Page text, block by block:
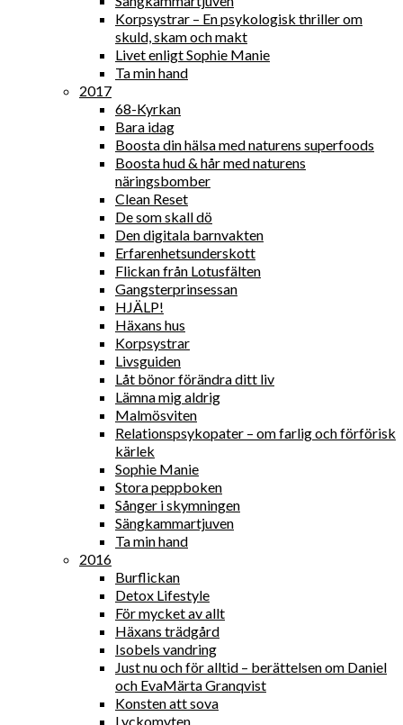
Korpsystrar – En psykologisk thriller om
skuld, skam och makt
Livet enligt Sophie Manie
Ta min hand
2017
68-Kyrkan
Bara idag
Boosta din hälsa med naturens superfoods
Boosta hud & hår med naturens
näringsbomber
Clean Reset
De som skall dö
Den digitala barnvakten
Erfarenhetsunderskott
Flickan från Lotusfälten
Gangsterprinsessan
HJÄLP!
Häxans hus
Korpsystrar
Livsguiden
Låt bönor förändra ditt liv
Lämna mig aldrig
Malmösviten
Relationspsykopater – om farlig och förförisk
kärlek
Sophie Manie
Stora peppboken
Sånger i skymningen
Sängkammartjuven
Ta min hand
2016
Burflickan
Detox Lifestyle
För mycket av allt
Häxans trädgård
Isobels vandring
Just nu och för alltid – berättelsen om Daniel
och EvaMärta Granqvist
Konsten att sova
Lyckomyten